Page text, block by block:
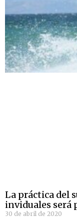
La práctica del
inviduales será
30 de abril de 2020